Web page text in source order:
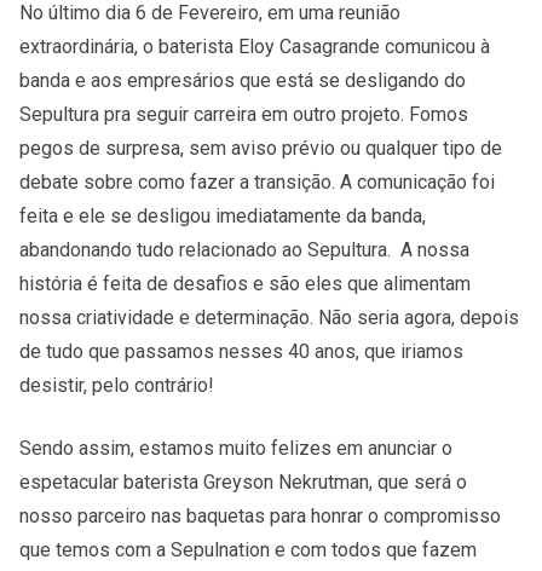
No último dia 6 de Fevereiro, em uma reunião
extraordinária, o baterista Eloy Casagrande comunicou à
banda e aos empresários que está se desligando do
Sepultura pra seguir carreira em outro projeto. Fomos
pegos de surpresa, sem aviso prévio ou qualquer tipo de
debate sobre como fazer a transição. A comunicação foi
feita e ele se desligou imediatamente da banda,
abandonando tudo relacionado ao Sepultura. A nossa
história é feita de desafios e são eles que alimentam
nossa criatividade e determinação. Não seria agora, depois
de tudo que passamos nesses 40 anos, que iriamos
desistir, pelo contrário!
Sendo assim, estamos muito felizes em anunciar o
espetacular baterista Greyson Nekrutman, que será o
nosso parceiro nas baquetas para honrar o compromisso
que temos com a Sepulnation e com todos que fazem